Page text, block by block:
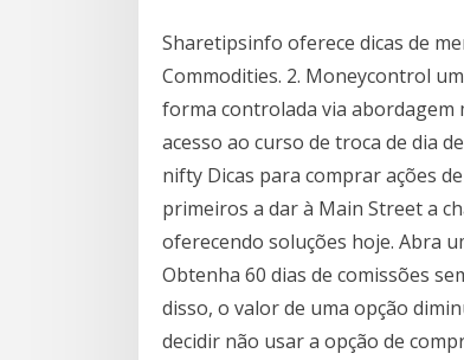
Sharetipsinfo oferece dicas de
Commodities. 2. Moneycontrol
forma controlada via abordagem
acesso ao curso de troca de dia
nifty Dicas para comprar ações
primeiros a dar à Main Street a
oferecendo soluções hoje. Abra
Obtenha 60 dias de comissões
disso, o valor de uma opção
decidir não usar a opção de